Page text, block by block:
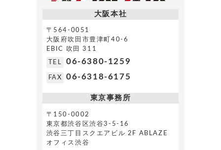
大阪本社
〒564-0051
大阪府吹田市豊津町40-6
EBIC 吹田 311
TEL 06-6380-1259
FAX 06-6318-6175
東京事務所
〒150-0002
東京都渋谷区渋谷3-5-16
渋谷三丁目スクエアビル 2F ABLAZE
オフィス渋谷